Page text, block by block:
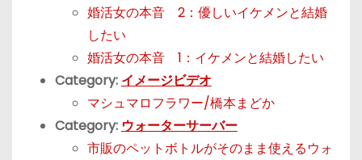
婚活女の本音 2：優しいイケメンと結婚
したい
婚活女の本音 1：イケメンと結婚したい
Category: イメージビデオ
マシュマロフラワー/橋本まどか
Category: ウォーターサーバー
市販のペットボトルがそのまま使えるウォ